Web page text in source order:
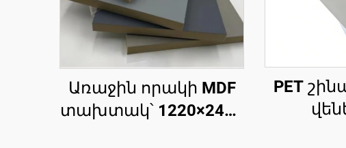
Առաջին որակի MDF
տախտակ՝ 1220×2440
PET